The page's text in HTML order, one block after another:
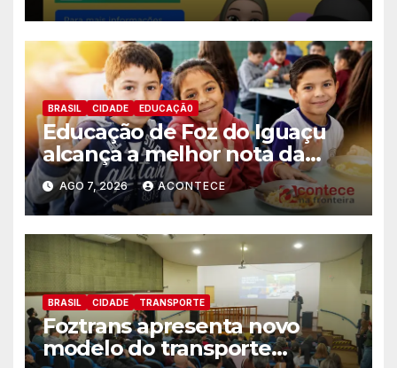
BRASIL CIDADE EDUCAÇÃ0
Educação de Foz do Iguaçu
alcança a melhor nota da
história no IDEB
AGO 7, 2026 ACONTECE
BRASIL CIDADE TRANSPORTE
Foztrans apresenta novo
modelo do transporte